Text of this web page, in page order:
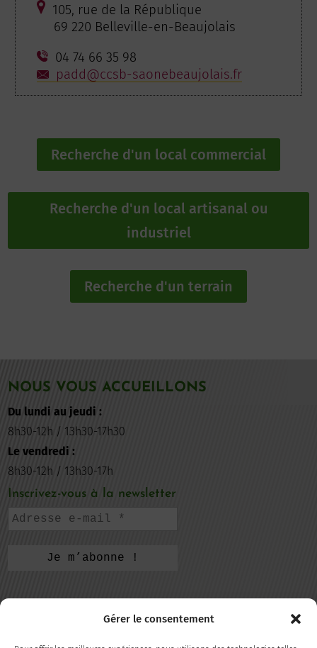
Gérer le consentement
105, rue de la République
69 220 Belleville-en-Beaujolais
04 74 66 35 98
padd@ccsb-saonebeaujolais.fr
Recherche d'un local commercial
Recherche d'un local artisanal ou
industriel
Recherche d'un terrain
NOUS VOUS ACCUEILLONS
Du lundi au jeudi :
8h30-12h / 13h30-17h30
Le vendredi :
8h30-12h / 13h30-17h
Inscrivez-vous à la newsletter